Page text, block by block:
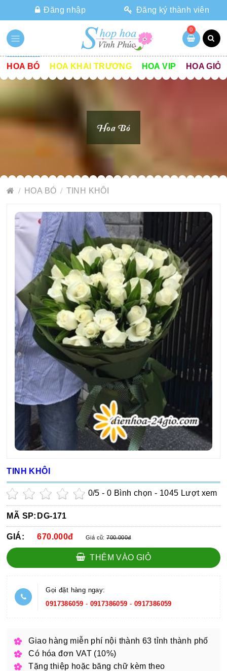
Đăng nhập Đăng ký thành viên
0
HOA BÓ HOA KHAI TRƯƠNG HOA VIP HOA GIỎ
Hoa Bó
HOA BÓ TINH KHÔI
TINH KHÔI
0/5 -0 Bình chọn - 1045 Lượt xem
MÃ SP: DG-171
GIÁ: 670.000đ Giá cũ:700.000đ
THÊM VÀO GIỎ
Gọi đặt hàng ngay:
0917386059 - 0917386059 - 0917386059
Giao hàng miễn phí nội thành 63 tỉnh thành phố
Có hóa đơn VAT (10%)
Tặng thiệp hoặc băng chữ kèm theo